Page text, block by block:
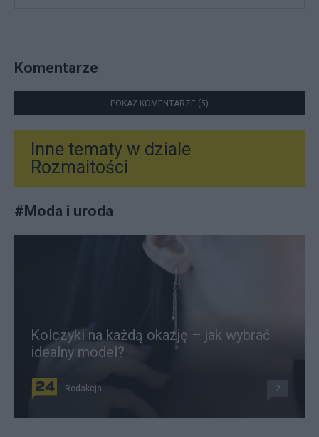
Komentarze
POKAŻ KOMENTARZE (5)
Inne tematy w dziale
Rozmaitości
#Moda i uroda
Kolczyki na każdą okazję – jak wybrać
idealny model?
Redakcja 2